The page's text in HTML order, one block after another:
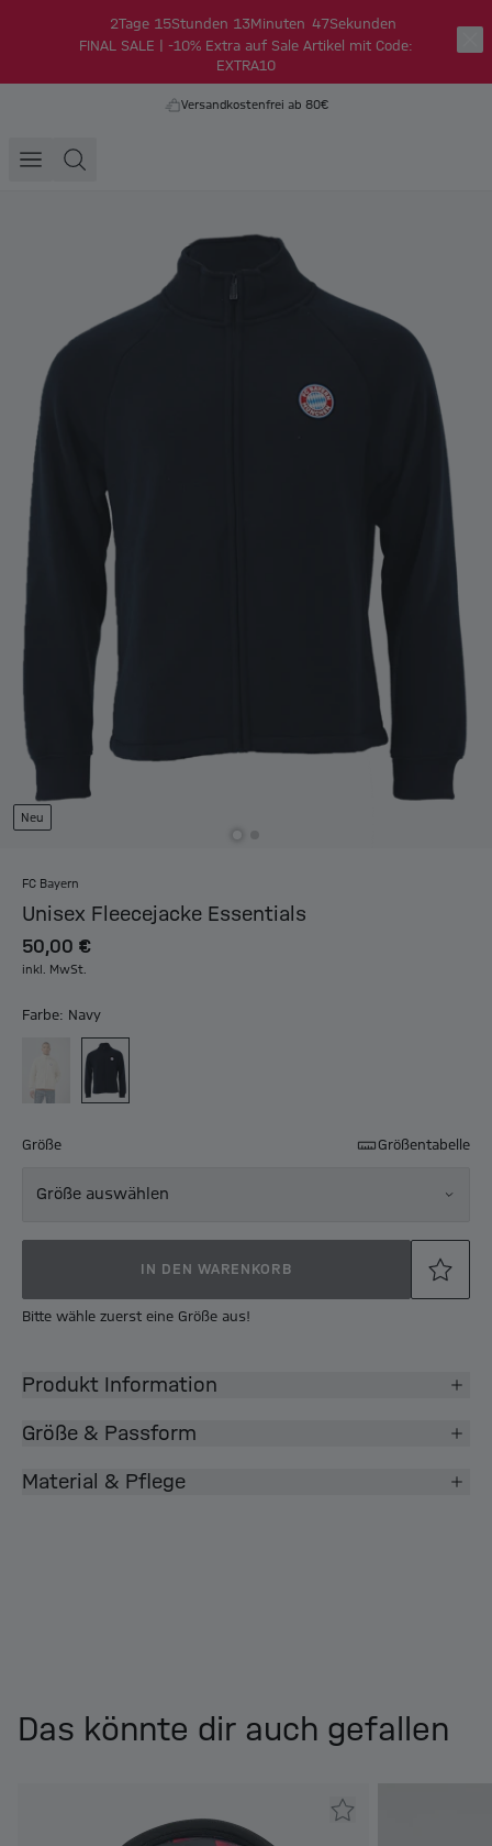
2Tage 15Stunden 13 Minuten 47Sekunden
FINAL SALE | -10% Extra auf Sale Artikel mit Code:
EXTRA10
Versandkostenfrei ab 80€
Neu
FC Bayern
Unisex Fleecejacke Essentials
50,00 €
inkl. MwSt.
Farbe: Navy
Größe Größentabelle
Größe auswählen
IN DEN WARENKORB
Bitte wähle zuerst eine Größe aus!
Produkt Information
Größe & Passform
Material & Pflege
Das könnte dir auch gefallen